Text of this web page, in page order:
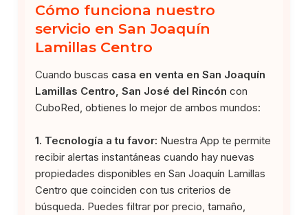
Cómo funciona nuestro
servicio en San Joaquín
Lamillas Centro
Cuando buscas casa en venta en San Joaquín
Lamillas Centro, San José del Rincón con
CuboRed, obtienes lo mejor de ambos mundos:
1. Tecnología a tu favor: Nuestra App te permite
recibir alertas instantáneas cuando hay nuevas
propiedades disponibles en San Joaquín Lamillas
Centro que coinciden con tus criterios de
búsqueda. Puedes filtrar por precio, tamaño,